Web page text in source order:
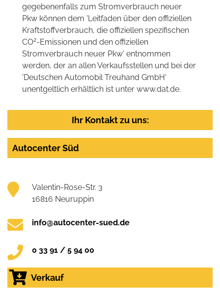
gegebenenfalls zum Stromverbrauch neuer
Pkw können dem 'Leitfaden über den offiziellen
Kraftstoffverbrauch, die offiziellen spezifischen
CO2-Emissionen und den offiziellen
Stromverbrauch neuer Pkw' entnommen
werden, der an allen Verkaufsstellen und bei der
'Deutschen Automobil Treuhand GmbH'
unentgeltlich erhältlich ist unter www.dat.de.
Ihr Kontakt zu uns:
Autocenter Süd
Valentin-Rose-Str. 3
16816 Neuruppin
info@autocenter-sued.de
0 33 91 / 5 94 00
Verkauf